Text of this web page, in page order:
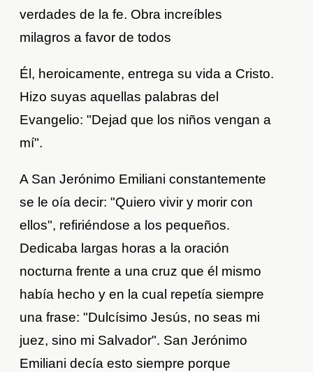
verdades de la fe. Obra increíbles
milagros a favor de todos
Él, heroicamente, entrega su vida a Cristo.
Hizo suyas aquellas palabras del
Evangelio: "Dejad que los niños vengan a
mí".
A San Jerónimo Emiliani constantemente
se le oía decir: "Quiero vivir y morir con
ellos", refiriéndose a los pequeños.
Dedicaba largas horas a la oración
nocturna frente a una cruz que él mismo
había hecho y en la cual repetía siempre
una frase: "Dulcísimo Jesús, no seas mi
juez, sino mi Salvador". San Jerónimo
Emiliani decía esto siempre porque